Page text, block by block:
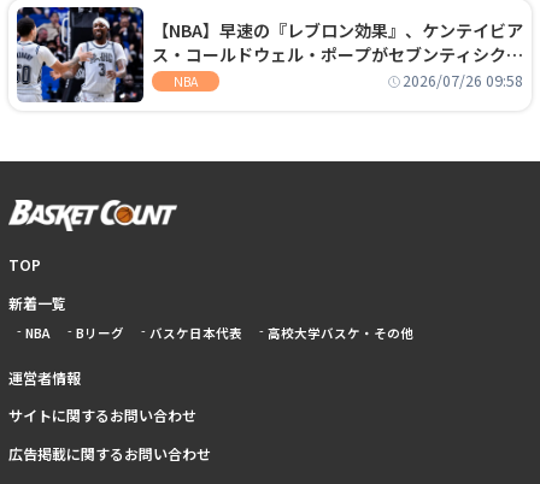
【NBA】早速の『レブロン効果』、ケンテイビア
ス・コールドウェル・ポープがセブンティシクサ
ーズに1年契約で加入
NBA 2026/07/26 09:58
TOP
新着一覧
NBA Bリーグ バスケ日本代表 高校大学バスケ・その他
運営者情報
サイトに関するお問い合わせ
広告掲載に関するお問い合わせ